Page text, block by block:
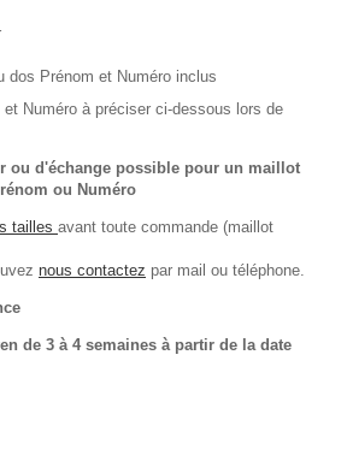
dos Prénom et Numéro inclus
Numéro à préciser ci-dessous lors de
ou d'échange possible pour un maillot
ou Numéro
tailles avant toute commande (maillot
nous contactez par mail ou téléphone.
de 3 à 4 semaines à partir de la date